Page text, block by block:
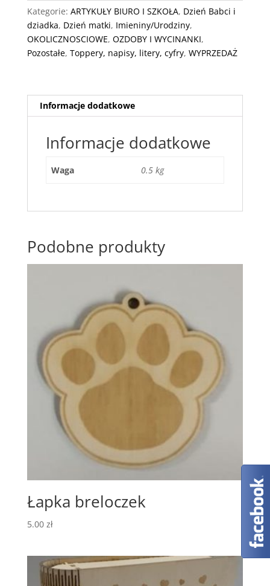
Kategorie: ARTYKUŁY BIURO I SZKOŁA, Dzień Babci i
dziadka, Dzień matki, Imieniny/Urodziny,
OKOLICZNOSCIOWE, OZDOBY I WYCINANKI,
Pozostałe, Toppery, napisy, litery, cyfry, WYPRZEDAŻ
Informacje dodatkowe
Informacje dodatkowe
Waga 0.5 kg
Podobne produkty
Łapka breloczek
5.00 zł